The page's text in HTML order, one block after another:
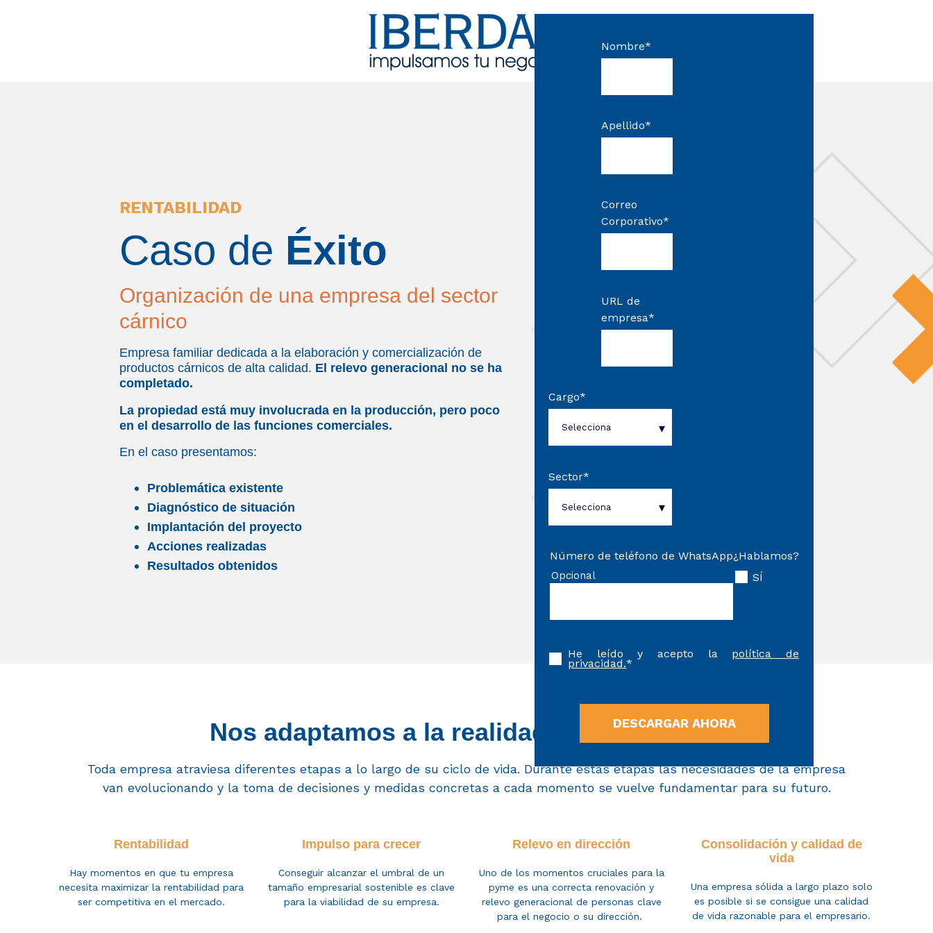
RENTABILIDAD
Caso de Éxito
Organización de una empresa del sector
cárnico
Empresa familiar dedicada a la elaboración y comercialización de
productos cárnicos de alta calidad. El relevo generacional no se ha
completado.
La propiedad está muy involucrada en la producción, pero poco
en el desarrollo de las funciones comerciales.
En el caso presentamos:
Problemática existente
Diagnóstico de situación
Implantación del proyecto
Acciones realizadas
Resultados obtenidos
Nombre*
Apellido*
Correo
Corporativo*
URL de
empresa*
Cargo*
Sector*
Número de teléfono de WhatsApp
Opcional
¿Hablamos?
SÍ
He leído y acepto la política de
privacidad.*
Nos adaptamos a la realidad de tu empresa
Toda empresa atraviesa diferentes etapas a lo largo de su ciclo de vida. Durante estas etapaslas necesidades de la empresa
van evolucionando y la toma de decisiones y medidas concretas a cada momento se vuelvefundamentar para su futuro.
Rentabilidad
Hay momentos en que tu empresa
necesita maximizar la rentabilidad para
ser competitiva en el mercado.
Impulso para crecer
Conseguir alcanzar el umbral de un
tamaño empresarial sostenible es clave
para la viabilidad de su empresa.
Relevo en dirección
Uno de los momentos cruciales para la
pyme esuna correcta renovación y
relevo generacional de personas clave
para el negocio o su dirección.
Consolidación y calidad de
vida
Una empresa sólida a largo plazo solo
es posible si se consigue una calidad
de vida razonable para el empresario.